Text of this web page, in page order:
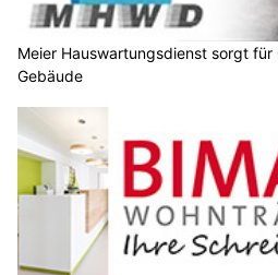
Meier Hauswartungsdienst sorgt
Gebäude